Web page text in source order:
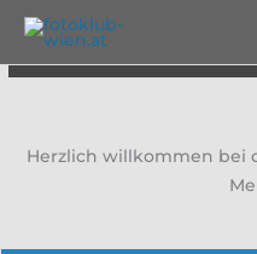
Zum
Inhalt
springen
Herzlich willkommen bei